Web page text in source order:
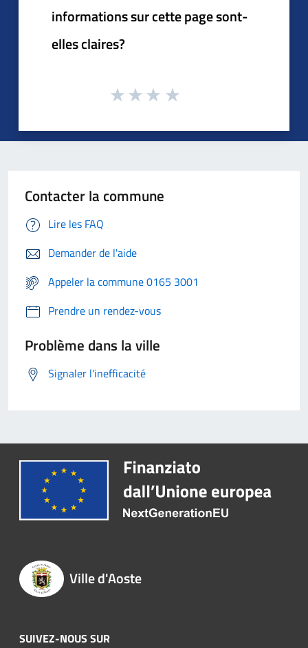
informations sur cette page sont-
elles claires?
Contacter la commune
Lire les FAQ
Demander de l'aide
Appeler la commune 0165 3001
Prendre un rendez-vous
Problème dans la ville
Signaler l'inefficacité
Ville d'Aoste
SUIVEZ-NOUS SUR